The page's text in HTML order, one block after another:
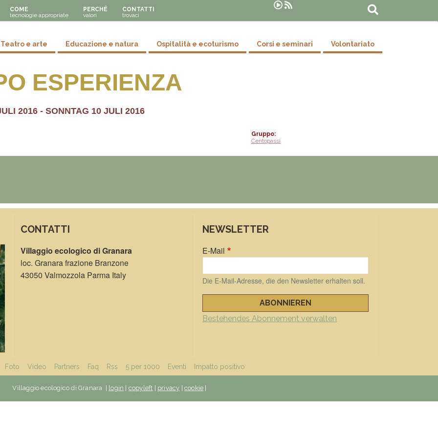
COME
tecnologie appropriate
PERCHÉ
valori
CONTATTI
trovaci
menu
Teatro e arte Educazione e natura Ospitalità e ecoturismo Corsi e seminari Volontariato
ESPERIENZA
2016 - SONNTAG 10 JULI 2016
Gruppo
Centopassi
CONTATTI
Villaggio ecologico di Granara
loc. Granara frazione Branzone
43050 Valmozzola Parma Italy
NEWSLETTER
E-Mail
Die E-Mail-Adresse, die den Newsletter erhalten soll.
Bestehendes Abonnement verwalten
Foto Video Partners Faq Rss 5 per 1000 Eventi Impatto positivo
Villaggio ecologico di Granara | login copyleft privacy |cookie